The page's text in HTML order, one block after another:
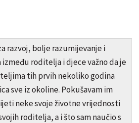
razvoj, bolje razumijevanje i
roditelja i djece važno da je
tih prvih nekoliko godina
sve iz okoline. Pokušavam im
neke svoje životne vrijednosti
roditelja, a i što sam naučio s